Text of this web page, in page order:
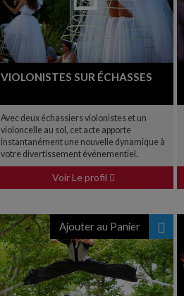
VIOLONISTES SUR ÉCHASSES
Avec deux échassiers violonistes et un
violoncelle au sol, cet acte apporte
instantanément une nouvelle dynamique à
votre divertissement événementiel.
Voir Le profil
Ajouter au Panier